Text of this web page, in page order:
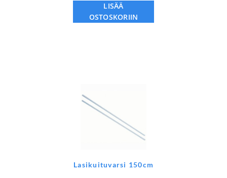
LISÄÄ
OSTOSKORIIN
Lasikuituvarsi 150cm